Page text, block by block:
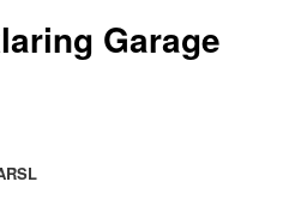
Garage